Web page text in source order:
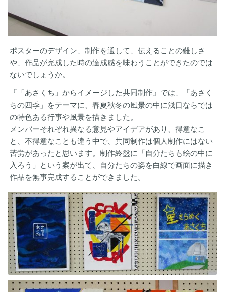
ポスターのデザイン、制作を通して、伝えることの難しさ
や、作品が完成した時の達成感を味わうことができたのでは
ないでしょうか。
『「あさくち」からイメージした共同制作』では、「あさく
ちの四季」をテーマに、春夏秋冬の風景の中に浅口ならでは
の特色ある行事や風景を描きました。
メンバーそれぞれ異なる意見やアイデアがあり、得意なこ
と、不得意なことも違う中で、共同制作は個人制作にはない
苦労があったと思います。制作終盤に「自分たちも絵の中に
入ろう」という案が出て、自分たちの姿を白線で画面に描き
作品を無事完成することができました。